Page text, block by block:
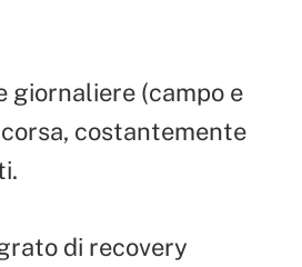
giornaliere (campo e
costantemente
di recovery